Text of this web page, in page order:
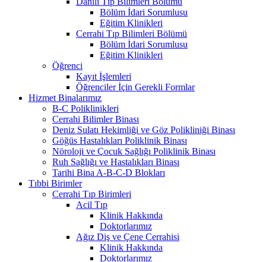
Bölüm İdari Sorumlusu
Eğitim Klinikleri
Cerrahi Tıp Bilimleri Bölümü
Bölüm İdari Sorumlusu
Eğitim Klinikleri
Öğrenci
Kayıt İşlemleri
Öğrenciler İçin Gerekli Formlar
Hizmet Binalarımız
B-C Poliklinikleri
Cerrahi Bilimler Binası
Deniz Sulatı Hekimliği ve Göz Polikliniği Binası
Göğüs Hastalıkları Poliklinik Binası
Nöroloji ve Çocuk Sağlığı Poliklinik Binası
Ruh Sağlığı ve Hastalıkları Binası
Tarihi Bina A-B-C-D Blokları
Tıbbi Birimler
Cerrahi Tıp Birimleri
Acil Tıp
Klinik Hakkında
Doktorlarımız
Ağız Diş ve Çene Cerrahisi
Klinik Hakkında
Doktorlarımız